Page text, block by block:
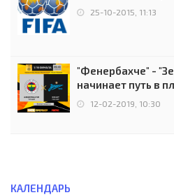
25-10-2015, 11:13
"Фенербахче" -
начинает путь в
12-02-2019, 10:30
КАЛЕНДАРЬ